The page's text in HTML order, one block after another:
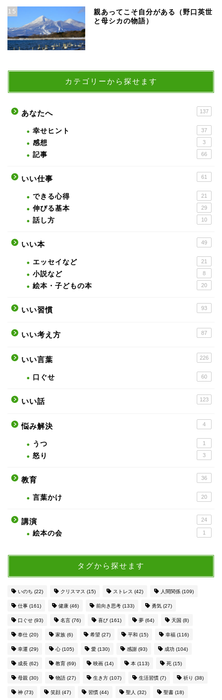
15
親あってこそ自分がある（野口英世
と母シカの物語）
カテゴリーから探せます
あなたへ 137
幸せヒント 37
感想 3
記事 66
いい仕事 61
できる心得 21
伸びる基本 29
話し方 10
いい本 49
エッセイなど 21
小説など 8
絵本・子どもの本 20
いい習慣 93
いい考え方 87
いい言葉 226
口ぐせ 60
いい話 123
悩み解決 4
うつ 1
怒り 3
教育 36
言葉かけ 20
講演 24
絵本の会 1
タグから探せます
いのち (22) クリスマス (15) ストレス (42) 人間関係 (109)
仕事 (161) 健康 (46) 前向き思考 (133) 勇気 (27)
口ぐせ (93) 名言 (76) 喜び (161) 夢 (64) 天国 (8)
奉仕 (20) 家族 (6) 希望 (27) 平和 (15) 幸福 (116)
幸運 (29) 心 (105) 愛 (130) 感謝 (93) 成功 (104)
成長 (62) 教育 (69) 映画 (14) 本 (113) 死 (15)
母親 (30) 物語 (27) 生き方 (107) 生活習慣 (7) 祈り (38)
神 (73) 笑顔 (47) 習慣 (44) 聖人 (32) 聖書 (18)